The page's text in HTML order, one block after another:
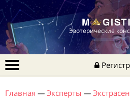
Эзотерические
Главная — Эксперты —